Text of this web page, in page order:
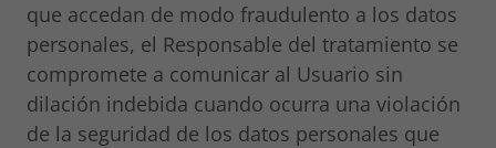
que accedan de modo fraudulento a los datos
personales, el Responsable del tratamiento se
compromete a comunicar al Usuario sin
dilación indebida cuando ocurra una violación
de la seguridad de los datos personales que